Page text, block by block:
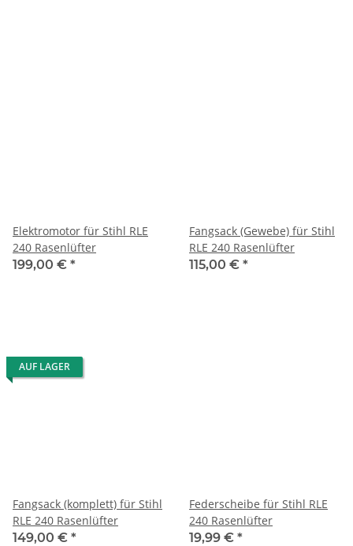
Elektromotor für Stihl RLE
240 Rasenlüfter
199,00 € *
Fangsack (Gewebe) für Stihl
RLE 240 Rasenlüfter
115,00 € *
AUF LAGER
Fangsack (komplett) für Stihl
RLE 240 Rasenlüfter
149,00 € *
Federscheibe für Stihl RLE
240 Rasenlüfter
19,99 € *